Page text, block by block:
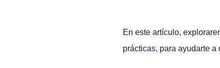
En este artículo,
prácticas, para ayudarte